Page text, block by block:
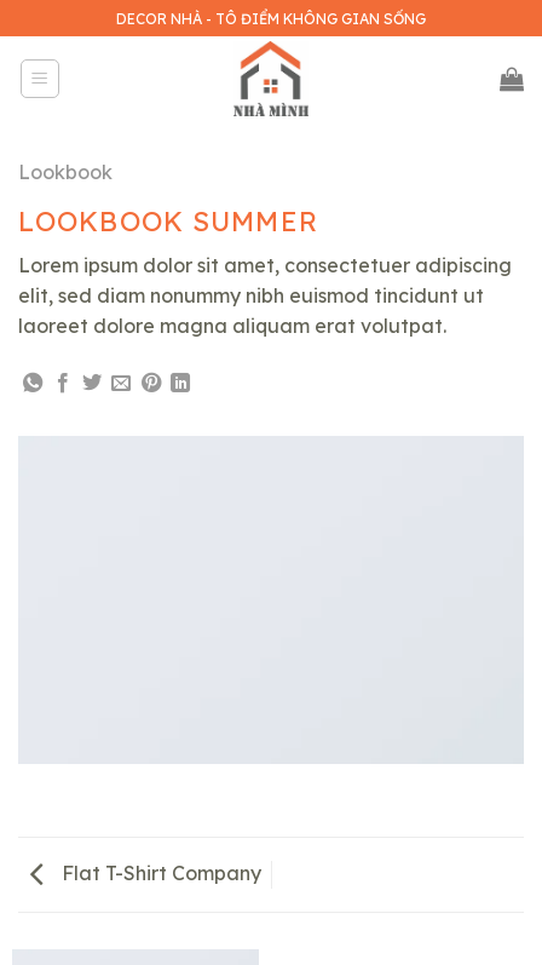
to
content
DECOR NHÀ - TÔ ĐIỂM KHÔNG GIAN SỐNG
Lookbook
LOOKBOOK SUMMER
Lorem ipsum dolor sit amet, consectetuer adipiscing
elit, sed diam nonummy nibh euismod tincidunt ut
laoreet dolore magna aliquam erat volutpat.
Flat T-Shirt Company